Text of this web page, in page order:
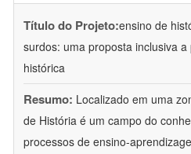
Título do Projeto:ensino de
surdos: uma proposta inclusiva
histórica
Resumo: Localizado em uma
de História é um campo do
processos de ensino-